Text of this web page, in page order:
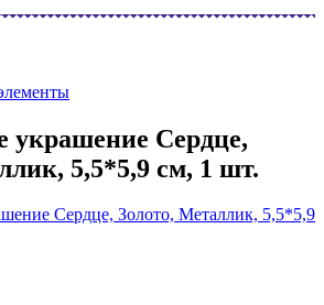
украшение Сердце,
5,5*5,9 см, 1 шт.